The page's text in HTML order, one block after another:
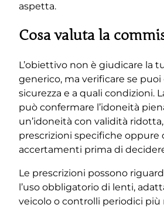
aspetta.
Cosa valuta la
L’obiettivo non è giudicare la
generico, ma verificare se
sicurezza e a quali condizioni.
può confermare l’idoneità
un’idoneità con validità
prescrizioni specifiche oppure
accertamenti prima di
Le prescrizioni possono
l’uso obbligatorio di lenti,
veicolo o controlli periodici più